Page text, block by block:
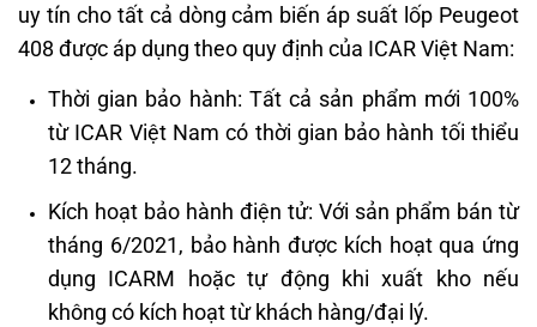
uy tín cho tất cả dòng cảm biến áp suất lốp Peugeot
408 được áp dụng theo quy định của ICAR Việt Nam:
Thời gian bảo hành: Tất cả sản phẩm mới 100%
từ ICAR Việt Nam có thời gian bảo hành tối thiểu
12 tháng.
Kích hoạt bảo hành điện tử: Với sản phẩm bán từ
tháng 6/2021, bảo hành được kích hoạt qua ứng
dụng ICARM hoặc tự động khi xuất kho nếu
không có kích hoạt từ khách hàng/đại lý.